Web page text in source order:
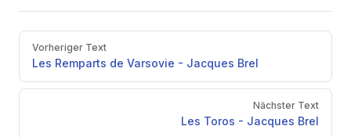
PagerVorheriger Text
Les Remparts de Varsovie - Jacques Brel
Nächster Text
Les Toros - Jacques Brel